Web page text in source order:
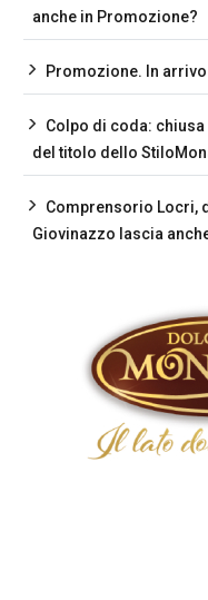
anche in Promozione?
Promozione. In
Colpo di coda:
del titolo dello
Comprensorio Locri,
Giovinazzo lascia